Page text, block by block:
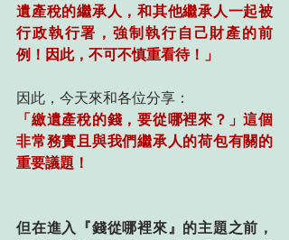
遺產稅的繼承人，和其他繼承人一起被
行政執行署，強制執行自己財產的前
例！因此，不可不慎重看待！」
因此，今天來和各位分享：
「繳遺產稅的錢，要從哪裡來？」這個
非常務實且與我們繼承人的荷包有關的
重要議題！
但在進入『錢從哪裡來』的主題之前，